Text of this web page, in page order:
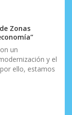
Zonas
un
y el
ello, estamos